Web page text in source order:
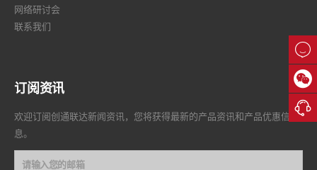
网络研讨会
联系我们
订阅资讯
欢迎订阅创通联达新闻资讯，您将获得最新的产品资讯和产品优惠信
息。


